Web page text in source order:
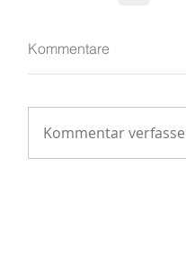
Kommentare
Kommentar